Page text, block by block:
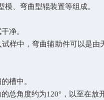
、弯曲型辊装置等组成。
净。
试样中，弯曲辅助件可以是由
槽中。
的总角度约为120°，以至在放